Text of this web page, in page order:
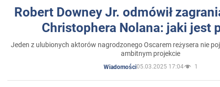
Robert Downey Jr. odmówił
Christophera Nolana: jaki jest
Jeden z ulubionych aktorów nagrodzonego Oscarem reżysera nie
ambitnym projekcie
Wiadomości05.03.2025 17:04 1